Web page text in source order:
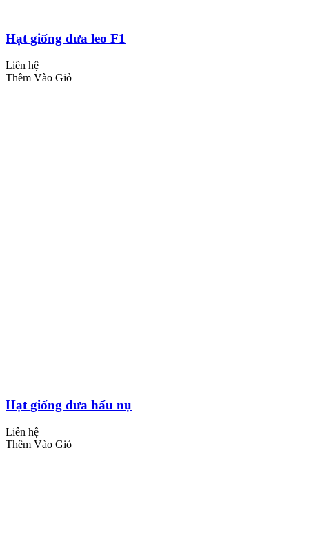
Hạt giống dưa leo F1
Liên hệ
Thêm Vào Giỏ
Hạt giống dưa hấu nụ
Liên hệ
Thêm Vào Giỏ